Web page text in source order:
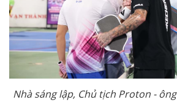
Nhà sáng lập, Chủ tịch Proton -